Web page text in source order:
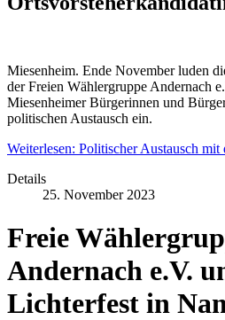
Miesenheim. Ende November luden
der Freien Wählergruppe Andernach
Miesenheimer Bürgerinnen und
politischen Austausch ein.
Weiterlesen: Politischer Austausch mit
Details
25. November 2023
Freie
Andernach e.V.
Lichterfest in